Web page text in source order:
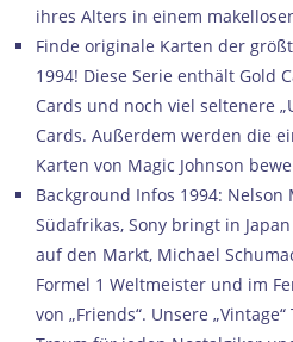
ihres Alters in einem
Finde originale Karten der
1994! Diese Serie enthält Gold
Cards und noch viel seltenere
Cards. Außerdem werden die
Karten von Magic Johnson
Background Infos 1994:
Südafrikas, Sony bringt in
auf den Markt, Michael
Formel 1 Weltmeister und im
von „Friends“. Unsere